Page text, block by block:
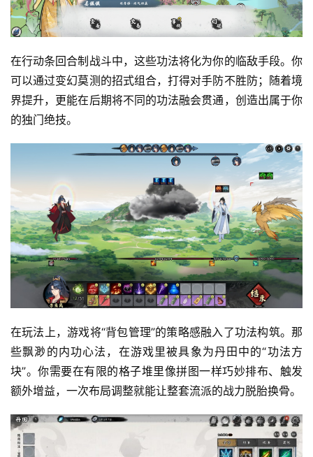
首
页
茶
原
创
游
戏
业
界
在行动条回合制战斗中，这些功法将化为你的临敌手段。你
可以通过变幻莫测的招式组合，打得对手防不胜防；随着境
界提升，更能在后期将不同的功法融会贯通，创造出属于你
的独门绝技。
在玩法上，游戏将“背包管理”的策略感融入了功法构筑。那
些飘渺的内功心法，在游戏里被具象为丹田中的“功法方
块”。你需要在有限的格子堆里像拼图一样巧妙排布、触发
额外增益，一次布局调整就能让整套流派的战力脱胎换骨。